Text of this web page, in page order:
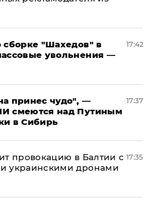
сборке "Шахедов" в
увольнения —
17:42
принес чудо", —
смеются над Путиным
в Сибирь
17:37
провокацию в Балтии с
украинскими дронами
17:35